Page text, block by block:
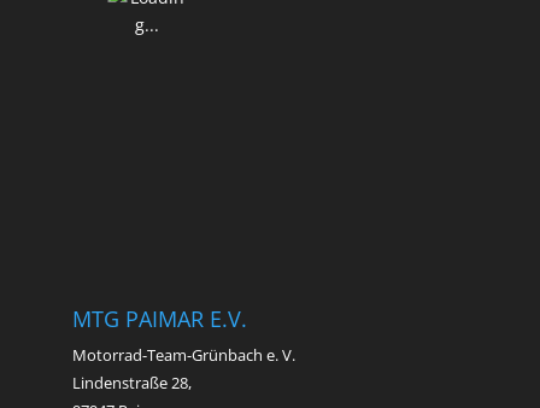
MTG PAIMAR E.V.
Motorrad-Team-Grünbach e. V.
Lindenstraße 28,